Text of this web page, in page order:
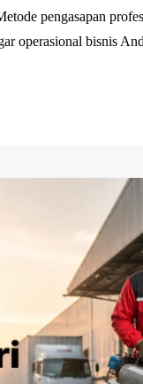
pengasapan
operasional bisnis